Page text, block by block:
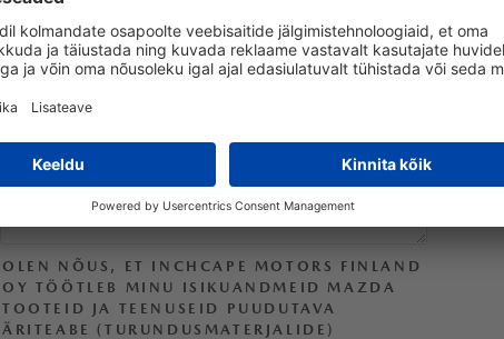
OLEN NÕUS, ET INCHCAPE MOTORS FINLAND
OY TÖÖTLEB MINU ISIKUANDMEID MAZDA
TOOTEID JA TEENUSEID PUUDUTAVA
ÄRITEABE (TURUNDUSMATERJALIDE)